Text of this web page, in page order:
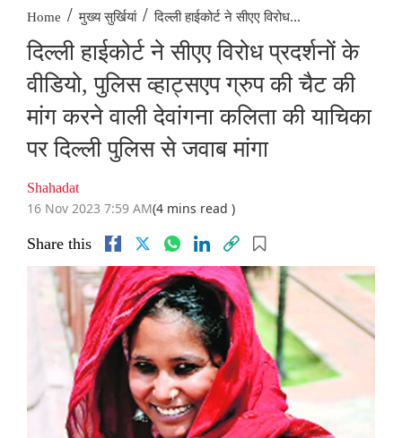
Home / मुख्य सुर्खियां / दिल्ली हाईकोर्ट ने सीएए विरोध...
दिल्ली हाईकोर्ट ने सीएए विरोध प्रदर्शनों के
वीडियो, पुलिस व्हाट्सएप ग्रुप की चैट की
मांग करने वाली देवांगना कलिता की याचिका
पर दिल्ली पुलिस से जवाब मांगा
Shahadat
16 Nov 2023 7:59 AM(4 mins read )
Share this